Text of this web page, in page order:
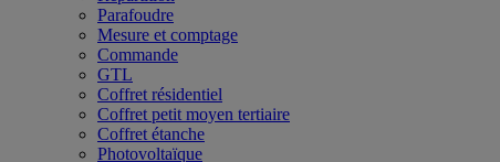
Parafoudre
Mesure et comptage
Commande
GTL
Coffret résidentiel
Coffret petit moyen tertiaire
Coffret étanche
Photovoltaïque